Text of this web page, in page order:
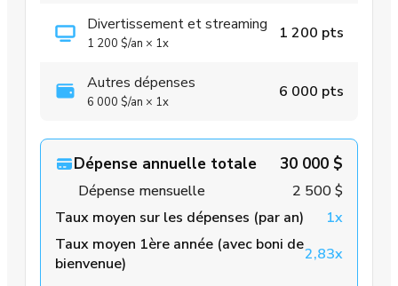
Divertissement et streaming
1 200 $/an × 1x
1 200 pts
Autres dépenses
6 000 $/an × 1x
6 000 pts
Dépense annuelle totale 30 000 $
Dépense mensuelle
2 500 $
Taux moyen sur les dépenses (par an)
1x
Taux moyen 1ère année (avec boni de
bienvenue)
2,83x